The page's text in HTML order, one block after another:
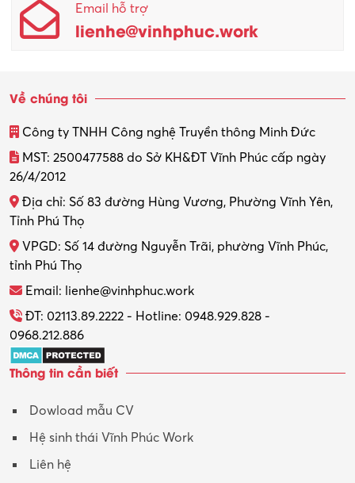
Quản lý sản xuất
Quản trị kinh doanh
Thiết kế nội thất
Thợ máy – Ô tô – Xe máy
Thực tập
Tổ chức sự kiện – Quà tặng
Trợ lý
Tư vấn
Tư vấn – Kiến trúc
Email hỗ trợ
lienhe@vinhphuc.work
Về chúng tôi
Công ty TNHH Công nghệ Truyền thông Minh Đức
MST: 2500477588 do Sở KH&ĐT Vĩnh Phúc cấp ngày
26/4/2012
Địa chỉ: Số 83 đường Hùng Vương, Phường Vĩnh Yên,
Tỉnh Phú Thọ
VPGD: Số 14 đường Nguyễn Trãi, phường Vĩnh Phúc,
tỉnh Phú Thọ
Email: lienhe@vinhphuc.work
ĐT: 02113.89.2222 - Hotline: 0948.929.828 -
0968.212.886
Thông tin cần biết
Dowload mẫu CV
Hệ sinh thái Vĩnh Phúc Work
Liên hệ